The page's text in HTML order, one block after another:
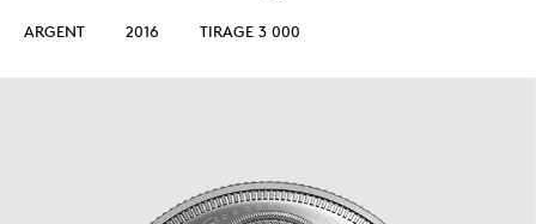
ARGENT 2016 TIRAGE 3 000